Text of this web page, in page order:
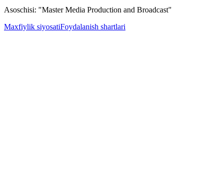
Asoschisi: "Master Media Production and Broadcast"
Maxfiylik siyosatiFoydalanish shartlari